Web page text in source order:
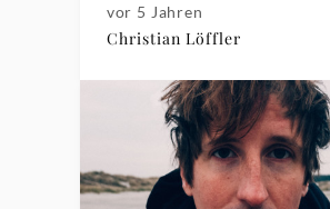
vor 5 Jahren
Christian Löffler